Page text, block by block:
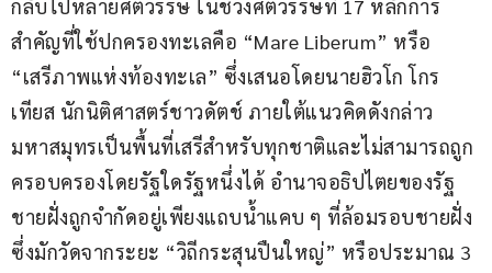
กลับไปหลายศตวรรษ ในช่วงศตวรรษที่ 17 หลักการ
สำคัญที่ใช้ปกครองทะเลคือ “Mare Liberum” หรือ
“เสรีภาพแห่งท้องทะเล” ซึ่งเสนอโดยนายฮิวโก โกร
เทียส นักนิติศาสตร์ชาวดัตช์ ภายใต้แนวคิดดังกล่าว
มหาสมุทรเป็นพื้นที่เสรีสำหรับทุกชาติและไม่สามารถถูก
ครอบครองโดยรัฐใดรัฐหนึ่งได้ อำนาจอธิปไตยของรัฐ
ชายฝั่งถูกจำกัดอยู่เพียงแถบน้ำแคบ ๆ ที่ล้อมรอบชายฝั่ง
ซึ่งมักวัดจากระยะ “วิถีกระสุนปืนใหญ่” หรือประมาณ 3